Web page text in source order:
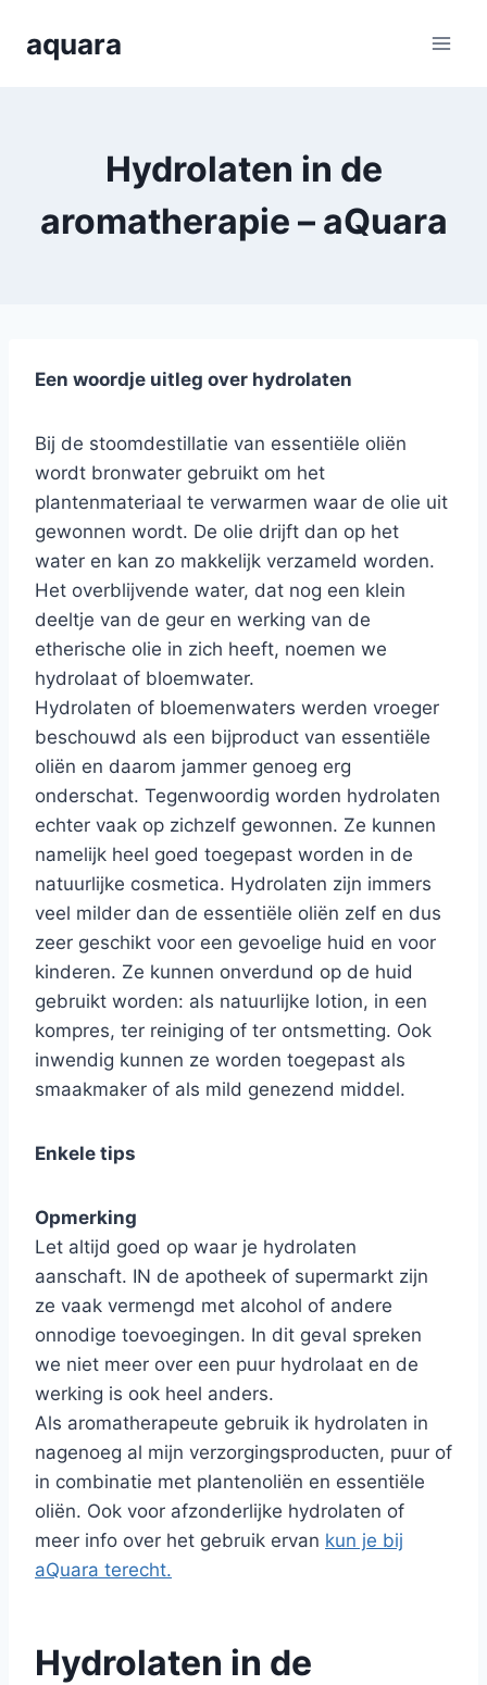
aquara
Hydrolaten in de
aromatherapie – aQuara
Een woordje uitleg over hydrolaten
Bij de stoomdestillatie van essentiële oliën
wordt bronwater gebruikt om het
plantenmateriaal te verwarmen waar de olie uit
gewonnen wordt. De olie drijft dan op het
water en kan zo makkelijk verzameld worden.
Het overblijvende water, dat nog een klein
deeltje van de geur en werking van de
etherische olie in zich heeft, noemen we
hydrolaat of bloemwater.
Hydrolaten of bloemenwaters werden vroeger
beschouwd als een bijproduct van essentiële
oliën en daarom jammer genoeg erg
onderschat. Tegenwoordig worden hydrolaten
echter vaak op zichzelf gewonnen. Ze kunnen
namelijk heel goed toegepast worden in de
natuurlijke cosmetica. Hydrolaten zijn immers
veel milder dan de essentiële oliën zelf en dus
zeer geschikt voor een gevoelige huid en voor
kinderen. Ze kunnen onverdund op de huid
gebruikt worden: als natuurlijke lotion, in een
kompres, ter reiniging of ter ontsmetting. Ook
inwendig kunnen ze worden toegepast als
smaakmaker of als mild genezend middel.
Enkele tips
Opmerking
Let altijd goed op waar je hydrolaten
aanschaft. IN de apotheek of supermarkt zijn
ze vaak vermengd met alcohol of andere
onnodige toevoegingen. In dit geval spreken
we niet meer over een puur hydrolaat en de
werking is ook heel anders.
Als aromatherapeute gebruik ik hydrolaten in
nagenoeg al mijn verzorgingsproducten, puur of
in combinatie met plantenoliën en essentiële
oliën. Ook voor afzonderlijke hydrolaten of
meer info over het gebruik ervan kun je bij
aQuara terecht.
Hydrolaten in de